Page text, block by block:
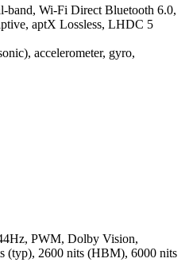
band, Wi-Fi Direct Bluetooth 6.0,
aptX Lossless, LHDC 5
accelerometer, gyro,
PWM, Dolby Vision,
2600 nits (HBM), 6000 nits